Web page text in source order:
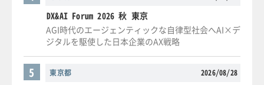
DX&AI Forum 2026 秋 東京
AGI時代のエージェンティックな自律型社会へAI×デ
ジタルを駆使した日本企業のAX戦略
東京都 2026/08/28
5